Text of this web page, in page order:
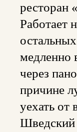
ресторан
Работает
медленно
через
причине
уехать от
Шведский